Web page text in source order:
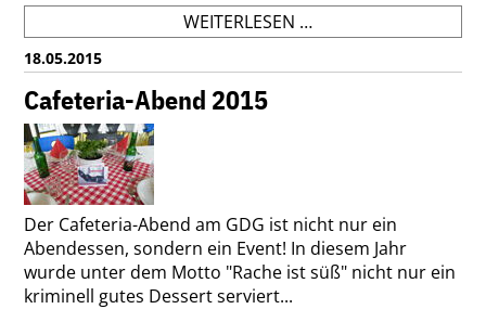
WEITERLESEN …SOFIA
BEOBACHTET
SOFI
18.05.2015
Cafeteria-Abend 2015
Der Cafeteria-Abend am GDG ist nicht nur ein
Abendessen, sondern ein Event! In diesem Jahr
wurde unter dem Motto "Rache ist süß" nicht nur ein
kriminell gutes Dessert serviert...